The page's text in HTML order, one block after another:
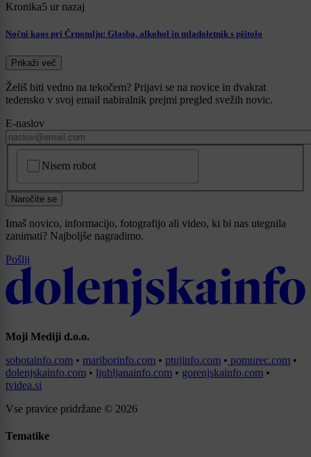
Kronika5 ur nazaj
Nočni kaos pri Črnomlju: Glasba, alkohol in mladoletnik s pištolo
Prikaži več
Želiš biti vedno na tekočem? Prijavi se na novice in dvakrat
tedensko v svoj email nabiralnik prejmi pregled svežih novic.
E-naslov
Nisem robot
Naročite se
Imaš novico, informacijo, fotografijo ali video, ki bi nas utegnila
zanimati? Najboljše nagradimo.
Pošlji
Moji Mediji d.o.o.
sobotainfo.com • mariborinfo.com • ptujinfo.com • pomurec.com •
dolenjskainfo.com • ljubljanainfo.com • gorenjskainfo.com •
tvidea.si
Vse pravice pridržane © 2026
Tematike